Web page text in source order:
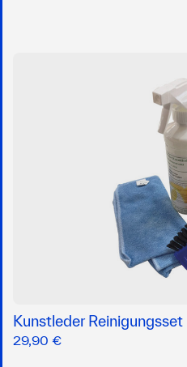
Kunstleder Reinigungsset
29,90 €